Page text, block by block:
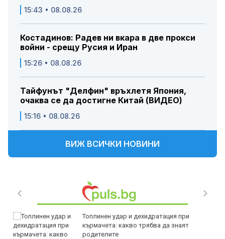
15:43 • 08.08.26
Костадинов: Радев ни вкара в две прокси
войни - срещу Русия и Иран
15:26 • 08.08.26
Тайфунът "Делфин" връхлетя Япония,
очаква се да достигне Китай (ВИДЕО)
15:16 • 08.08.26
ВИЖ ВСИЧКИ НОВИНИ
Топлинен удар и дехидратация при
кърмачета: какво трябва да знаят
родителите